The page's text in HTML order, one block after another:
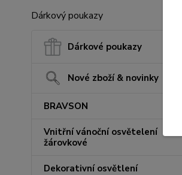
Dárkový poukazy
Dárkové poukazy
Nové zboží & novinky
BRAVSON
Vnitřní vánoční osvětelení
žárovkové
Dekorativní osvětlení